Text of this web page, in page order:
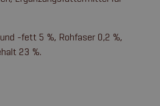
-fett 5 %, Rohfaser 0,2 %,
23 %.